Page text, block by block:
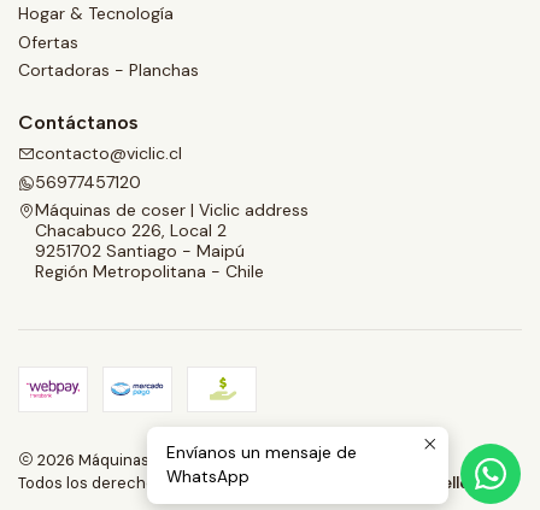
Hogar & Tecnología
Ofertas
Cortadoras - Planchas
Contáctanos
contacto@viclic.cl
56977457120
Máquinas de coser | Viclic address
Chacabuco 226, Local 2
9251702 Santiago - Maipú
Región Metropolitana - Chile
2026 Máquinas de coser | Viclic Spa.
Todos los derechos reservados.
Desarrollado por Jumpseller.
Envíanos un mensaje de
WhatsApp